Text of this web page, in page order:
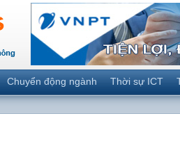
Chuyển động ngành Thời sự ICT